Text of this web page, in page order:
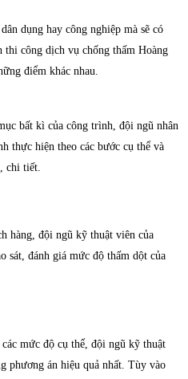
dụng hay công nghiệp mà sẽ có
công dịch vụ chống thấm Hoàng
điểm khác nhau.
bất kì của công trình, đội ngũ nhân
thực hiện theo các bước cụ thể và
chi tiết.
hàng, đội ngũ kỹ thuật viên của
sát, đánh giá mức độ thấm dột của
mức độ cụ thể, đội ngũ kỹ thuật
phương án hiệu quả nhất. Tùy vào